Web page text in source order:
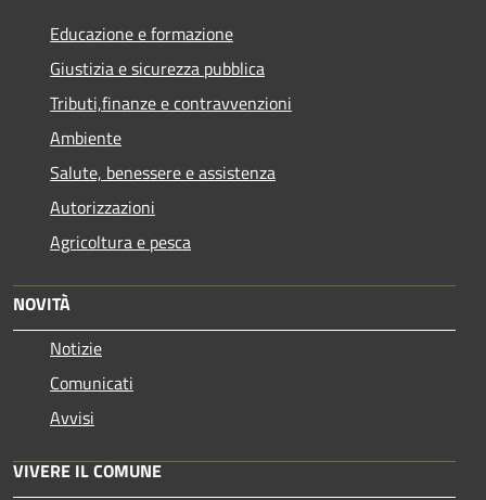
Educazione e formazione
Giustizia e sicurezza pubblica
Tributi,finanze e contravvenzioni
Ambiente
Salute, benessere e assistenza
Autorizzazioni
Agricoltura e pesca
NOVITÀ
Notizie
Comunicati
Avvisi
VIVERE IL COMUNE